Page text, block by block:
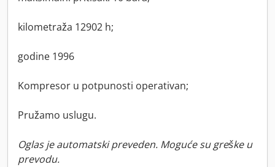
kilometraža 12902 h;
godine 1996
Kompresor u potpunosti operativan;
Pružamo uslugu.
Oglas je automatski preveden. Moguće su greške u
prevodu.